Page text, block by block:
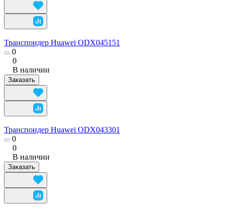
Транспондер Huawei ODX045151
0
0
В наличии
Заказать
Транспондер Huawei ODX043301
0
0
В наличии
Заказать